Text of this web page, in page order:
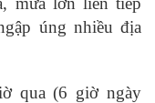
úng nhiều địa
qua (6 giờ ngày